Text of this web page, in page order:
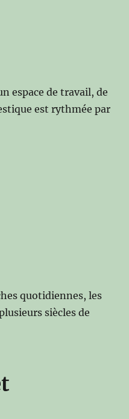
espace de travail, de
est rythmée par
quotidiennes, les
siècles de